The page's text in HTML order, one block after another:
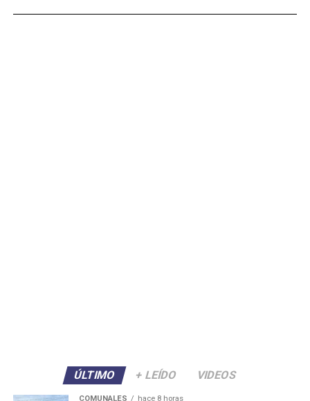
ÚLTIMO + LEÍDO VIDEOS
COMUNALES hace 8 horas